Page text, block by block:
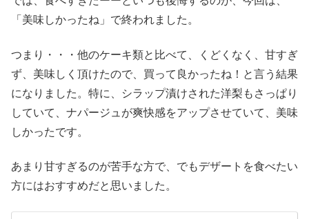
「美味しかったね」で終われました。
つまり・・・他のケーキ類と比べて、くどくなく、甘すぎ
ず、美味しく頂けたので、買って良かったね！と言う結果
になりました。特に、シラップ漬けされた洋梨もさっぱり
していて、ナパージュが爽快感をアップさせていて、美味
しかったです。
あまり甘すぎるのが苦手な方で、でもデザートを食べたい
方にはおすすめだと思いました。